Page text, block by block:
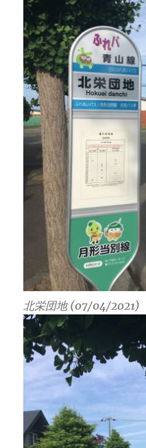
北栄団地 (07/04/2021)